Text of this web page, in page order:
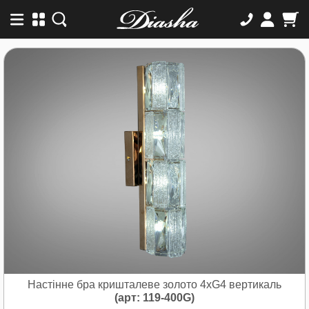
Настінне бра кришталеве золото 4xG4 вертикаль
(арт: 119-400G)